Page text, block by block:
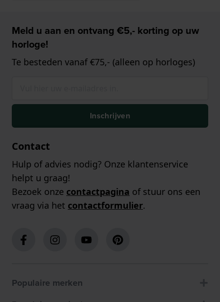
Meld u aan en ontvang €5,- korting op uw
horloge!
Te besteden vanaf €75,- (alleen op horloges)
Inschrijven
Contact
Hulp of advies nodig? Onze klantenservice
helpt u graag!
Bezoek onze contactpagina of stuur ons een
vraag via het contactformulier.
Populaire merken